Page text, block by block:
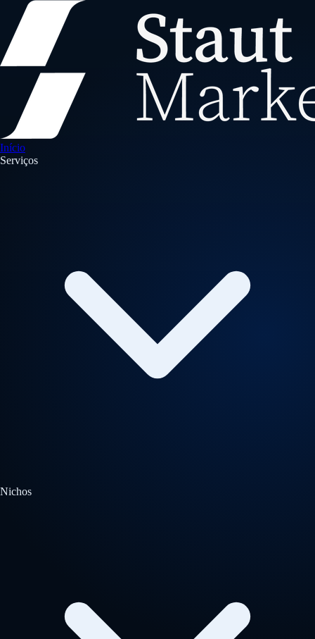
Início
Serviços
Nichos